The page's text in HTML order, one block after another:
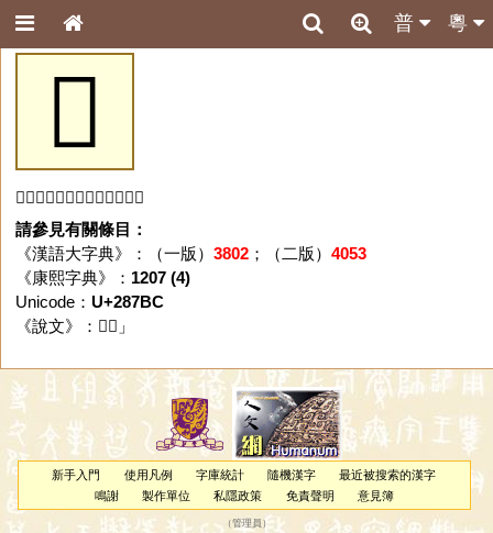
粵
普
𨞼
「𨞼」字未收錄於本資料庫。
請參見有關條目：
《漢語大字典》：（一版） 3802；（二版） 4053
《康熙字典》： 1207 (4)
Unicode： U+287BC
《說文》：「 𨞼 」
新手入門 使用凡例 字庫統計 隨機漢字
最近被搜索的漢字
鳴謝
製作單位 私隱政策 免責聲明 意見簿
（管理員 ）